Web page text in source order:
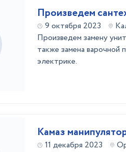
Произведем
9 октября 2023
Произведем замену
также замена варочной
электрике.
11 декабря 2023